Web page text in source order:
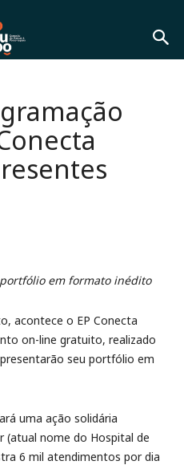
em formato inédito
acontece o EP Conecta
on-line gratuito, realizado
seu portfólio em
uma ação solidária
(atual nome do Hospital de
6 mil atendimentos por dia